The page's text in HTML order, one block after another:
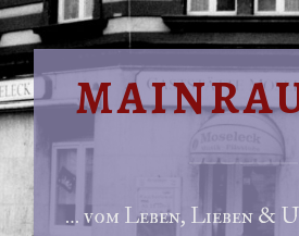
… vom Leben, Lieben &